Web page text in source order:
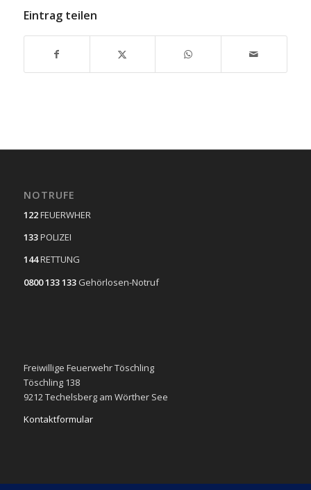
Eintrag teilen
NOTRUFE
122FEUERWHER
133POLIZEI
144RETTUNG
0800 133 133 Gehörlosen-Notruf
Freiwillige Feuerwehr Töschling
Töschling 138
9212 Techelsberg am Wörther See
Kontaktformular